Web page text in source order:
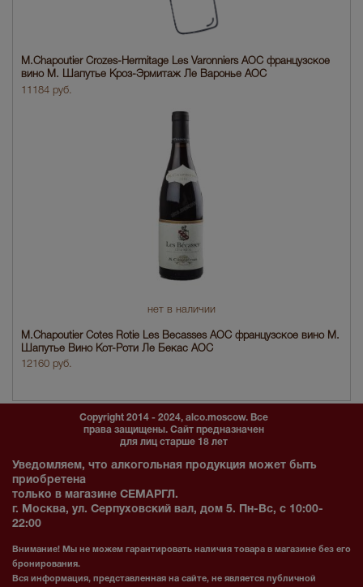
M.Chapoutier Crozes-Hermitage Les Varonniers AOC французское
вино М. Шапутье Кроз-Эрмитаж Ле Варонье АОС
11184 руб.
нет в наличии
M.Chapoutier Cotes Rotie Les Becasses AOC французское вино М.
Шапутье Вино Кот-Роти Ле Бекас АОС
12160 руб.
Copyright 2014 - 2024, alco.moscow. Все
права защищены. Сайт предназначен
для лиц старше 18 лет
Уведомляем, что алкогольная продукция может быть
приобретена
только в магазине СЕМАРГЛ.
г. Москва, ул. Серпуховский вал, дом 5. Пн-Вс, с 10:00-
22:00
Внимание! Мы не можем гарантировать наличия товара в магазине без его
бронирования.
Вся информация, представленная на сайте, не является публичной